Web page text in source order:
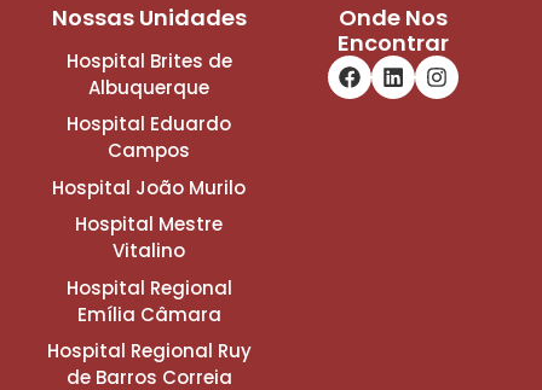
Nossas Unidades
Hospital Brites de
Albuquerque
Hospital Eduardo
Campos
Hospital João Murilo
Hospital Mestre
Vitalino
Hospital Regional
Emília Câmara
Hospital Regional Ruy
de Barros Correia
Onde Nos
Encontrar